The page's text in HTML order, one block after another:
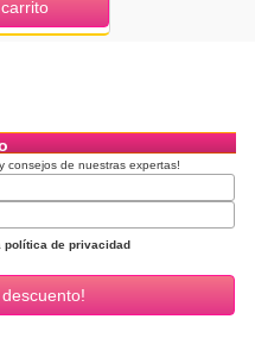
consejos de nuestras expertas!
política de privacidad